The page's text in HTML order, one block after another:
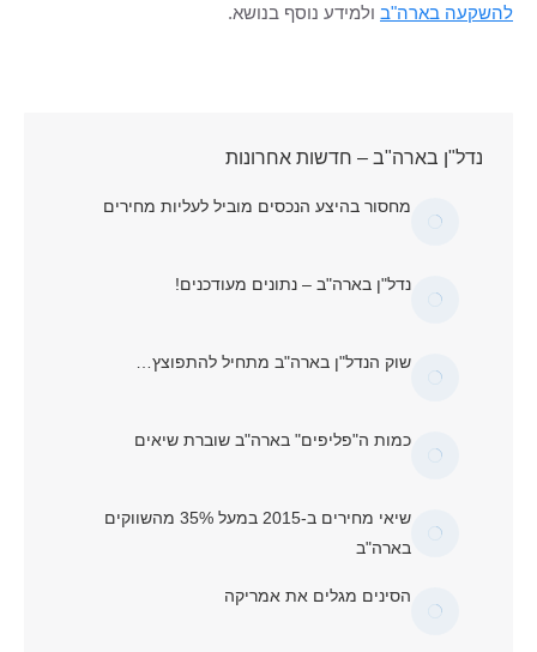
להשקעה בארה"ב ולמידע נוסף בנושא.
נדל"ן בארה"ב – חדשות אחרונות
מחסור בהיצע הנכסים מוביל לעליות מחירים
נדל"ן בארה"ב – נתונים מעודכנים!
שוק הנדל"ן בארה"ב מתחיל להתפוצץ…
כמות ה"פליפים" בארה"ב שוברת שיאים
שיאי מחירים ב-2015 במעל 35% מהשווקים
בארה"ב
הסינים מגלים את אמריקה